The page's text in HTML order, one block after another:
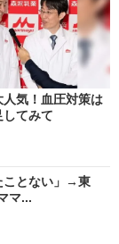
人気！血圧対策は
してみて
ことない」→東
マ...